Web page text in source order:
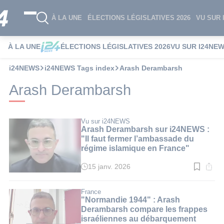
À LA UNE ÉLECTIONS LÉGISLATIVES 2026 VU SUR
À LA UNE ÉLECTIONS LÉGISLATIVES 2026VU SUR
i24NEWS i24NEWS Tags index Arash Derambarsh
Arash Derambarsh
Vu sur i24NEWS
Arash Derambarsh sur i24NEWS :
"Il faut fermer l’ambassade du
régime islamique en France"
Temps
:
3
min.
15 janv. 2026
France
"Normandie 1944" : Arash
Derambarsh compare les frappes
israéliennes au débarquement